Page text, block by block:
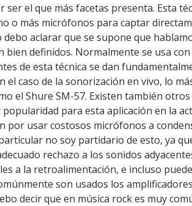
ser el que más facetas presenta. Esta
o más micrófonos para captar
aclarar que se supone que
bien definidos. Normalmente se usa
de esta técnica se dan
el caso de la sonorización en vivo, lo
el Shure SM-57. Existen también
para esta aplicación en la
por usar costosos micrófonos a
no soy partidario de esto, ya
rechazo a los sonidos
a la retroalimentación, e incluso
son usados los
decir que en música rock es muy